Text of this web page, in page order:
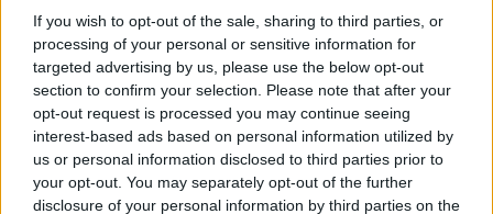
If you wish to opt-out of the sale, sharing to third parties, or
processing of your personal or sensitive information for
targeted advertising by us, please use the below opt-out
section to confirm your selection. Please note that after your
opt-out request is processed you may continue seeing
interest-based ads based on personal information utilized by
us or personal information disclosed to third parties prior to
your opt-out. You may separately opt-out of the further
disclosure of your personal information by third parties on the